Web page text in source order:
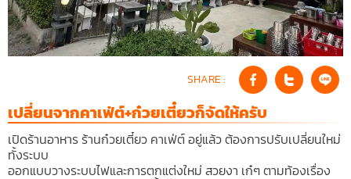
SHARE :
เปลี่ยนจากคาเฟ่ต์+ก๋วยเตี๋ยวก็จัดให้ครับ
เปิดร้านอาหาร ร้านก๋วยเตี๋ยว คาเฟ่ต์ อยู่แล้ว ต้องการปรับเปลี่ยนใหม่
ทั้งระบบ
ออกแบบวางระบบไฟและการตกแต่งใหม่ สวยงา เก๋ๆ ตามท้องเรื่อง